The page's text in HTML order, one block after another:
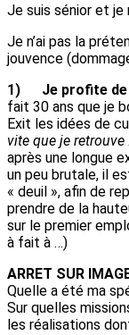
Je suis sénior et je
Je n’ai pas la
jouvence
1)
Je profite
fait 30 ans que je
Exit les idées de
vite que je retrouve
après une longue
un peu brutale, il
« deuil », afin de
prendre de la
sur le premier
à fait à …)
ARRET SUR
Quelle a été ma
Sur quelles
les réalisations